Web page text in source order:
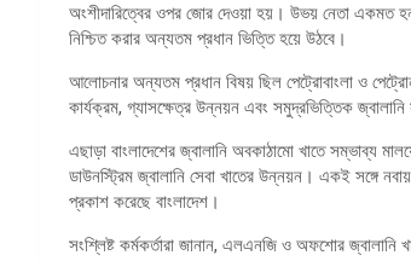
অংশীদারিত্বের ওপর জোর দেওয়া হয়। উভয় নেতা একমত হন
নিশ্চিত করার অন্যতম প্রধান ভিত্তি হয়ে উঠবে।
আলোচনার অন্যতম প্রধান বিষয় ছিল পেট্রোবাংলা ও
কার্যক্রম, গ্যাসক্ষেত্র উন্নয়ন এবং সমুদ্রভিত্তিক
এছাড়া বাংলাদেশের জ্বালানি অবকাঠামো খাতে সম্ভাব্য
ডাউনস্ট্রিম জ্বালানি সেবা খাতের উন্নয়ন। একই সঙ্গে
প্রকাশ করেছে বাংলাদেশ।
সংশ্লিষ্ট কর্মকর্তারা জানান, এলএনজি ও অফশোর জ্বালানি